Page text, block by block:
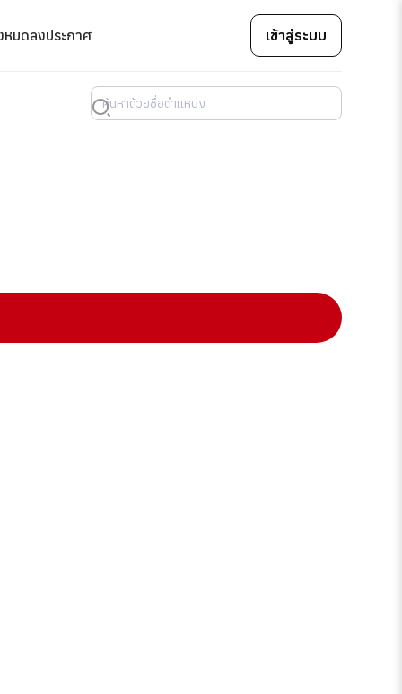
หมดลงประกาศ เข้าสู่ระบบ